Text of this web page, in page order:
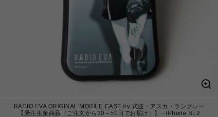
RADIO EVA ORIGINAL MOBILE CASE by 式波・アスカ・ラングレー
【受注生産商品（ご注文から30～50日でお届け）】 - iPhone SE2